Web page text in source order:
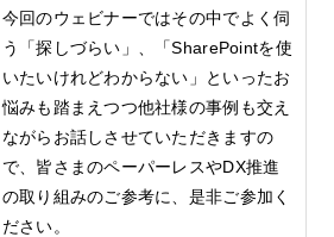
今回のウェビナーではその中でよく伺
う「探しづらい」、「SharePointを使
いたいけれどわからない」といったお
悩みも踏まえつつ他社様の事例も交え
ながらお話しさせていただきますの
で、皆さまのペーパーレスやDX推進
の取り組みのご参考に、是非ご参加く
ださい。